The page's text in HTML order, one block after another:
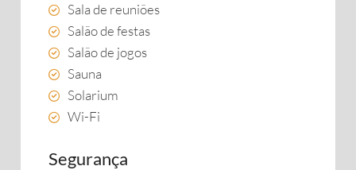
Sala de reuniões
Salão de festas
Salão de jogos
Sauna
Solarium
Wi-Fi
Segurança